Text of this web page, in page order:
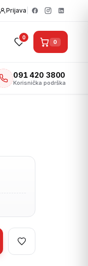
Prijava
0
0
091 420 3800
Korisnička podrška